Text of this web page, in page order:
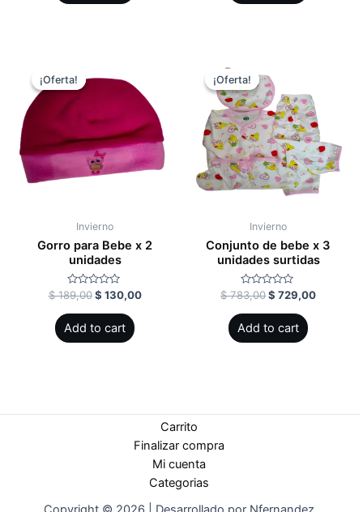
¡Oferta!
¡Oferta!
Invierno
Gorro para Bebe x 2
unidades
Rated
out
of
5
$189,00 $ 130,00
Add to cart
¡Oferta!
¡Oferta!
Invierno
Conjunto de bebe x 3
unidades surtidas
Rated
out
of
5
$783,00$ 729,00
Add to cart
Carrito
Finalizar compra
Mi cuenta
Categorias